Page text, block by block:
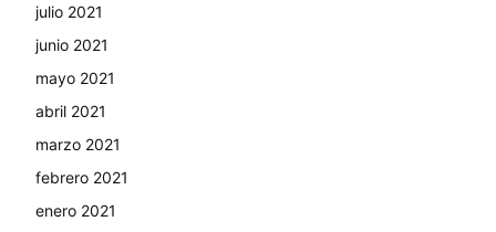
julio 2021
junio 2021
mayo 2021
abril 2021
marzo 2021
febrero 2021
enero 2021